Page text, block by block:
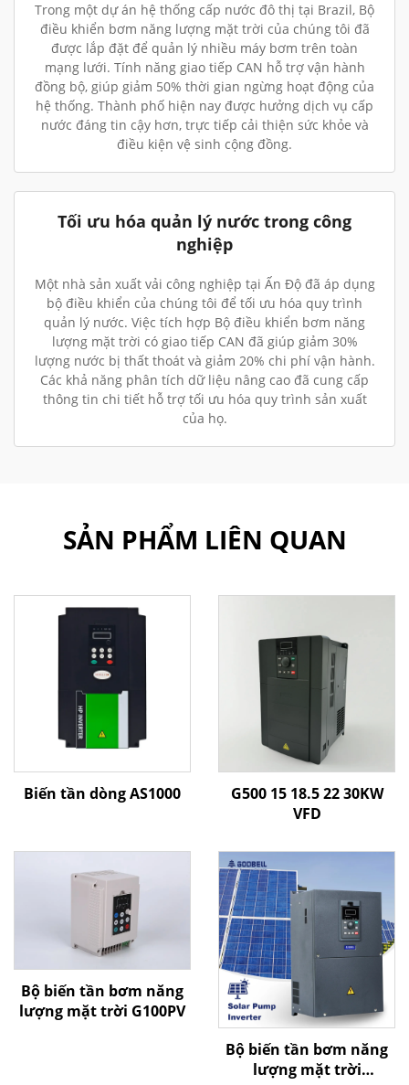
Trong một dự án hệ thống cấp nước đô thị tại Brazil, Bộ
điều khiển bơm năng lượng mặt trời của chúng tôi đã
được lắp đặt để quản lý nhiều máy bơm trên toàn
mạng lưới. Tính năng giao tiếp CAN hỗ trợ vận hành
đồng bộ, giúp giảm 50% thời gian ngừng hoạt động của
hệ thống. Thành phố hiện nay được hưởng dịch vụ cấp
nước đáng tin cậy hơn, trực tiếp cải thiện sức khỏe và
điều kiện vệ sinh cộng đồng.
Tối ưu hóa quản lý nước trong công
nghiệp
Một nhà sản xuất vải công nghiệp tại Ấn Độ đã áp dụng
bộ điều khiển của chúng tôi để tối ưu hóa quy trình
quản lý nước. Việc tích hợp Bộ điều khiển bơm năng
lượng mặt trời có giao tiếp CAN đã giúp giảm 30%
lượng nước bị thất thoát và giảm 20% chi phí vận hành.
Các khả năng phân tích dữ liệu nâng cao đã cung cấp
thông tin chi tiết hỗ trợ tối ưu hóa quy trình sản xuất
của họ.
SẢN PHẨM LIÊN QUAN
Biến tần dòng AS1000
G500 15 18.5 22 30KW
VFD
Bộ biến tần bơm năng
lượng mặt trời G100PV
Bộ biến tần bơm năng
lượng mặt trời